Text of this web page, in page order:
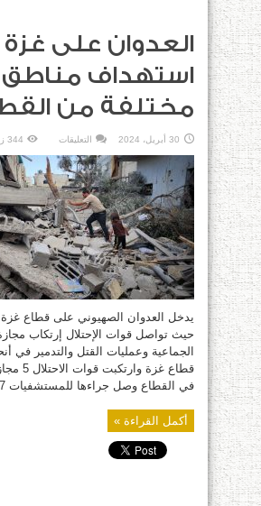
العدوان على غزة
استهداف مناطق
مختلفة من
30 أبريل، 2024 التعليقات
على
غزة
..
استهداف
مناطق
مختلفة
من
القطاع
مغلقة
344 زيارة
حيث تواصل قوات الإحتلال إرتكاب مجازة
الجماعية وعمليات القتل والتدمير في
قطاع غزة
في القطاع وصل جراءها للمستشفيات 47 شهيدًا ...
أكمل القراءة »